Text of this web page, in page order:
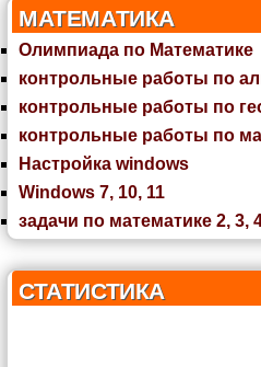
МАТЕМАТИКА
Олимпиада по Математике
контрольные работы по
контрольные работы по
контрольные работы по
Настройка windows
Windows 7, 10, 11
задачи по математике 2, 3,
СТАТИСТИКА